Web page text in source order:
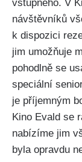
vstupného. V
návštěvníků
k dispozici
jim umožňuje
pohodlně se
speciální
je příjemným
Kino Evald se
nabízíme jim
byla opravdu